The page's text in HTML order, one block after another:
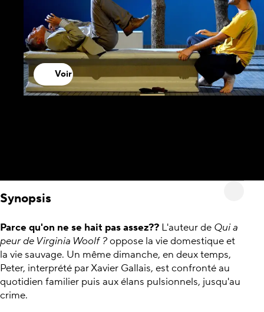
Voir
Synopsis
Parce qu'on ne se hait pas assez?? L'auteur de Qui a
peur de Virginia Woolf ?oppose la vie domestique et
la vie sauvage. Un même dimanche, en deux temps,
Peter, interprété par Xavier Gallais, est confronté au
quotidien familier puis aux élans pulsionnels, jusqu'au
crime.